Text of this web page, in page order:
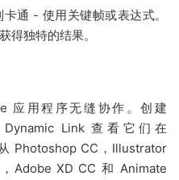
通 - 使用关键帧或表达式。
得独特的结果。
应用程序无缝协作。创建
Link 查看它们在
Photoshop CC，Illustrator
Adobe XD CC 和 Animate